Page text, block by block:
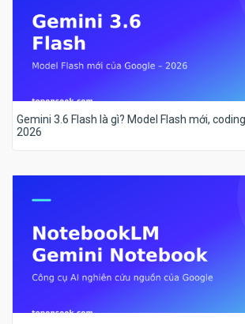
Gemini 3.6 Flash là gì? Model Flash mới,
2026